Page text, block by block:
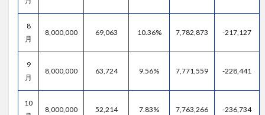
8
月
8,000,000 69,063 10.36% 7,782,873 -217,127
9
月
8,000,000 63,724 9.56% 7,771,559 -228,441
10
8,000,000 52,214 7.83% 7,763,266 -236,734